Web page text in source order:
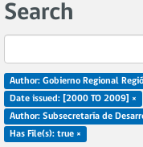
Search
Author: Gobierno Regional
Date issued: [2000 TO 2009] ×
Author: Subsecretaría de
Has File(s): true ×